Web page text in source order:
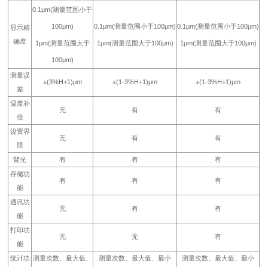
显示精
确度
0.1μm(测量范围小于
100μm)
1μm(测量范围大于
100μm)
0.1μm(测量范围小于100μm)
1μm(测量范围大于100μm)
0.1μm(测量范围小于100μm)
1μm(测量范围大于100μm)
测量误
差
±(3%H+1)μm ±(1-3%H+1)μm ±(1-3%H+1)μm
温度补
偿
无 有 有
设置界
限
无 有 有
背光 有 有
有
存储功
能
有 有 有
通讯功
能
无 有 有
打印功
能
无 无 有
统计功 测量次数、最大值、
测量次数、最大值、最小
测量次数、最大值、最小